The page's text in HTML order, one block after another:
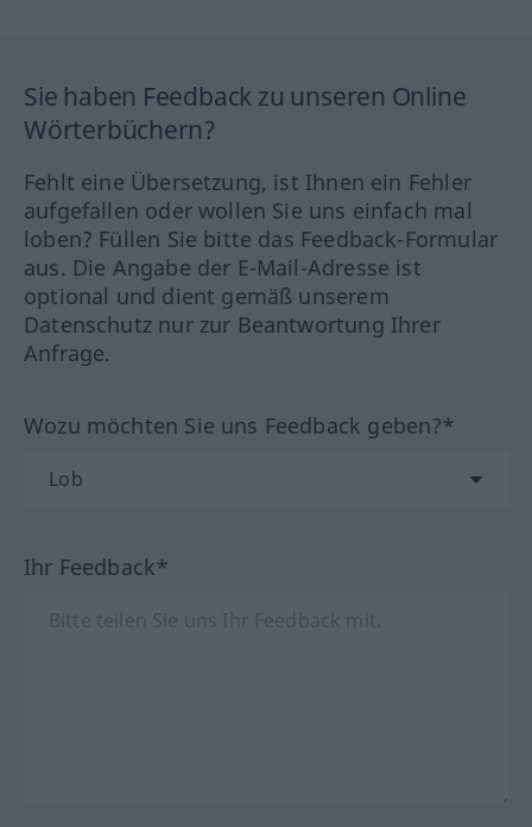
Sie haben Feedback zu unseren Online
Wörterbüchern?
Fehlt eine Übersetzung, ist Ihnen ein Fehler
aufgefallen oder wollen Sie uns einfach mal
loben? Füllen Sie bitte das Feedback-Formular
aus. Die Angabe der E-Mail-Adresse ist
optional und dient gemäß unserem
Datenschutz nur zur Beantwortung Ihrer
Anfrage.
Wozu möchten Sie uns Feedback geben?*
Ihr Feedback*